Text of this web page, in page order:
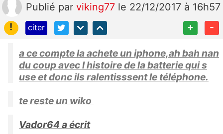
Publié par viking77 le 22/12/2017 à 16h57
!
citer + -
a ce compte la achete un iphone,ah bah nan
du coup avec l histoire de la batterie qui s
use et donc ils ralentisssent le téléphone.
te reste un wiko
Vador64 a écrit